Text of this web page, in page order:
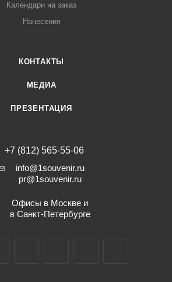
Календари на заказ
Нанесения
КОНТАКТЫ
МЕДИА
ПРЕЗЕНТАЦИЯ
+7 (812) 565-55-06
info@1souvenir.ru
pr@1souvenir.ru
Офисы в Москве и
в Санкт-Петербурге